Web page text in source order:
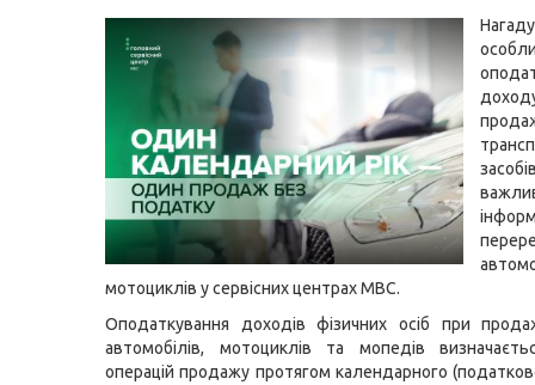
мотоциклів у сервісних центрах МВС.
Оподаткування доходів фізичних осіб при
автомобілів, мотоциклів та мопедів
операцій продажу протягом календарного